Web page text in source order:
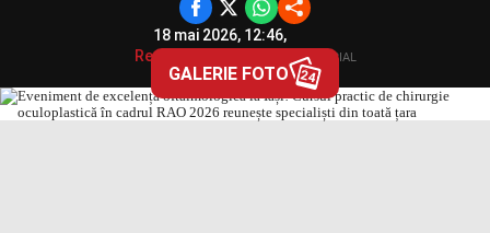
18 mai 2026, 12:46,
Redacția BZI
EVENIMENT-SOCIAL
GALERIE FOTO 24